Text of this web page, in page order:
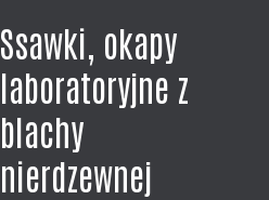
Ssawki, okapy
laboratoryjne z
blachy
nierdzewnej